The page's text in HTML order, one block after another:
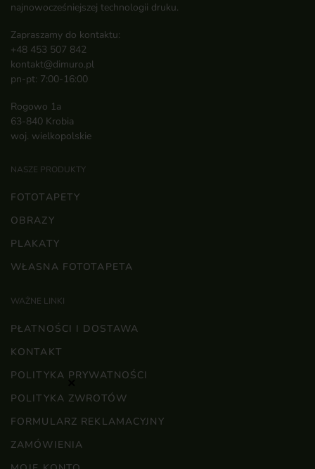
najnowocześniejszej technologii druku.
Zapraszamy do kontaktu:
+48 453 507 842
kontakt@dimuro.pl
pn-pt: 7:00-16:00
Rogowo 1a
63-840 Krobia
woj. wielkopolskie
NASZE PRODUKTY
FOTOTAPETY
OBRAZY
PLAKATY
WŁASNA FOTOTAPETA
WAŻNE LINKI
PŁATNOŚCI I DOSTAWA
KONTAKT
POLITYKA PRYWATNOŚCI
POLITYKA ZWROTÓW
FORMULARZ REKLAMACYJNY
ZAMÓWIENIA
×